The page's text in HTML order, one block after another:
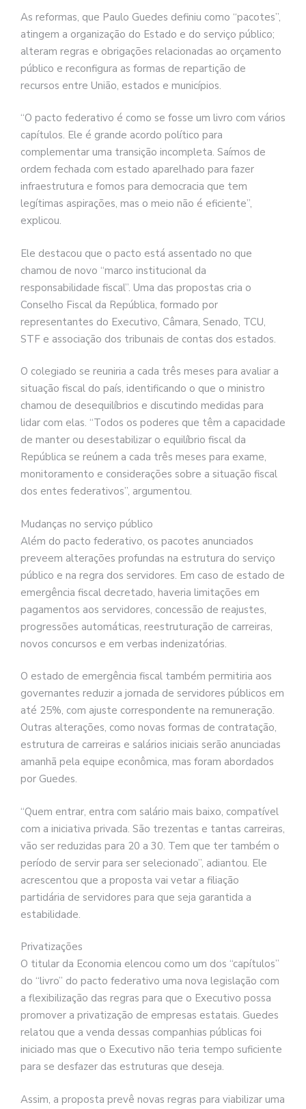
As reformas, que Paulo Guedes definiu como “pacotes”,
atingem a organização do Estado e do serviço público;
alteram regras e obrigações relacionadas ao orçamento
público e reconfigura as formas de repartição de
recursos entre União, estados e municípios.
“O pacto federativo é como se fosse um livro com vários
capítulos. Ele é grande acordo político para
complementar uma transição incompleta. Saímos de
ordem fechada com estado aparelhado para fazer
infraestrutura e fomos para democracia que tem
legítimas aspirações, mas o meio não é eficiente”,
explicou.
Ele destacou que o pacto está assentado no que
chamou de novo “marco institucional da
responsabilidade fiscal”. Uma das propostas cria o
Conselho Fiscal da República, formado por
representantes do Executivo, Câmara, Senado, TCU,
STF e associação dos tribunais de contas dos estados.
O colegiado se reuniria a cada três meses para avaliar a
situação fiscal do país, identificando o que o ministro
chamou de desequilíbrios e discutindo medidas para
lidar com elas. “Todos os poderes que têm a capacidade
de manter ou desestabilizar o equilíbrio fiscal da
República se reúnem a cada três meses para exame,
monitoramento e considerações sobre a situação fiscal
dos entes federativos”, argumentou.
Mudanças no serviço público
Além do pacto federativo, os pacotes anunciados
preveem alterações profundas na estrutura do serviço
público e na regra dos servidores. Em caso de estado de
emergência fiscal decretado, haveria limitações em
pagamentos aos servidores, concessão de reajustes,
progressões automáticas, reestruturação de carreiras,
novos concursos e em verbas indenizatórias.
O estado de emergência fiscal também permitiria aos
governantes reduzir a jornada de servidores públicos em
até 25%, com ajuste correspondente na remuneração.
Outras alterações, como novas formas de contratação,
estrutura de carreiras e salários iniciais serão anunciadas
amanhã pela equipe econômica, mas foram abordados
por Guedes.
“Quem entrar, entra com salário mais baixo, compatível
com a iniciativa privada. São trezentas e tantas carreiras,
vão ser reduzidas para 20 a 30. Tem que ter também o
período de servir para ser selecionado”, adiantou. Ele
acrescentou que a proposta vai vetar a filiação
partidária de servidores para que seja garantida a
estabilidade.
Privatizações
O titular da Economia elencou como um dos “capítulos”
do “livro” do pacto federativo uma nova legislação com
a flexibilização das regras para que o Executivo possa
promover a privatização de empresas estatais. Guedes
relatou que a venda dessas companhias públicas foi
iniciado mas que o Executivo não teria tempo suficiente
para se desfazer das estruturas que deseja.
Assim, a proposta prevê novas regras para viabilizar uma